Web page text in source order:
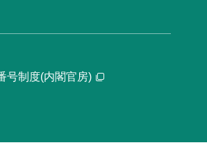
号制度(内閣官房)